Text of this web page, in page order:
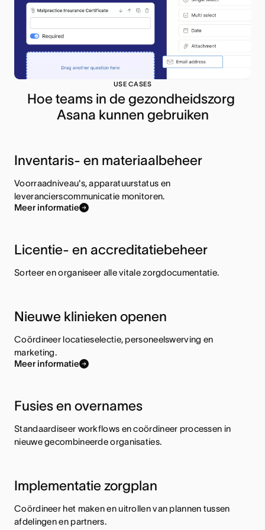
USE CASES
Hoe teams in de gezondheidszorg
Asana kunnen gebruiken
Inventaris- en materiaalbeheer
Voorraadniveau's, apparatuurstatus en
leverancierscommunicatie monitoren.
Meer informatie
Licentie- en accreditatiebeheer
Sorteer en organiseer alle vitale zorgdocumentatie.
Nieuwe klinieken openen
Coördineer locatieselectie, personeelswerving en
marketing.
Meer informatie
Fusies en overnames
Standaardiseer workflows en coördineer processen in
nieuwe gecombineerde organisaties.
Implementatie zorgplan
Coördineer het maken en uitrollen van plannen tussen
afdelingen en partners.